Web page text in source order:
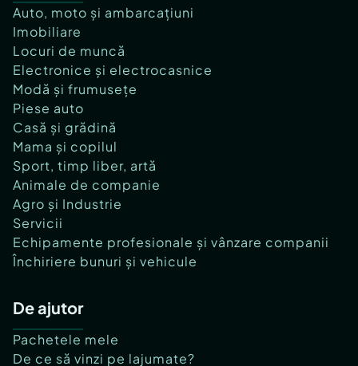
Auto, moto și ambarcațiuni
Imobiliare
Locuri de muncă
Electronice și electrocasnice
Modă și frumusețe
Piese auto
Casă și grădină
Mama și copilul
Sport, timp liber, artă
Animale de companie
Agro și Industrie
Servicii
Echipamente profesionale și vânzare companii
Închiriere bunuri și vehicule
De ajutor
Pachetele mele
De ce să vinzi pe lajumate?